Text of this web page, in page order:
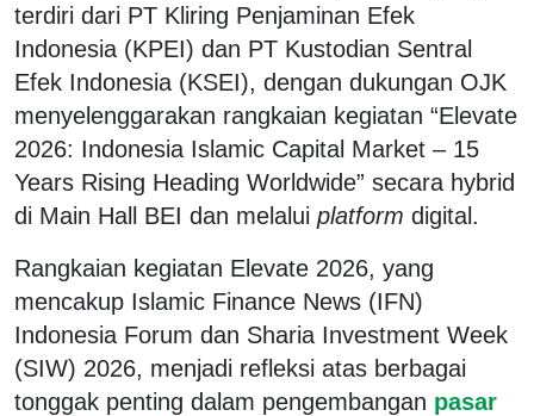
terdiri dari PT Kliring Penjaminan Efek
Indonesia (KPEI) dan PT Kustodian Sentral
Efek Indonesia (KSEI), dengan dukungan OJK
menyelenggarakan rangkaian kegiatan “Elevate
2026: Indonesia Islamic Capital Market – 15
Years Rising Heading Worldwide” secara hybrid
di Main Hall BEI dan melalui platform digital.
Rangkaian kegiatan Elevate 2026, yang
mencakup Islamic Finance News (IFN)
Indonesia Forum dan Sharia Investment Week
(SIW) 2026, menjadi refleksi atas berbagai
tonggak penting dalam pengembangan pasar